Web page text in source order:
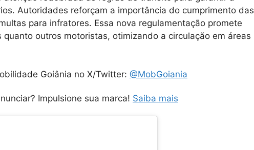
Autoridades reforçam a importância do cumprimento das
para infratores. Essa nova regulamentação promete
outros motoristas, otimizando a circulação em áreas
Goiânia no X/Twitter: @MobGoiania
Impulsione sua marca! Saiba mais